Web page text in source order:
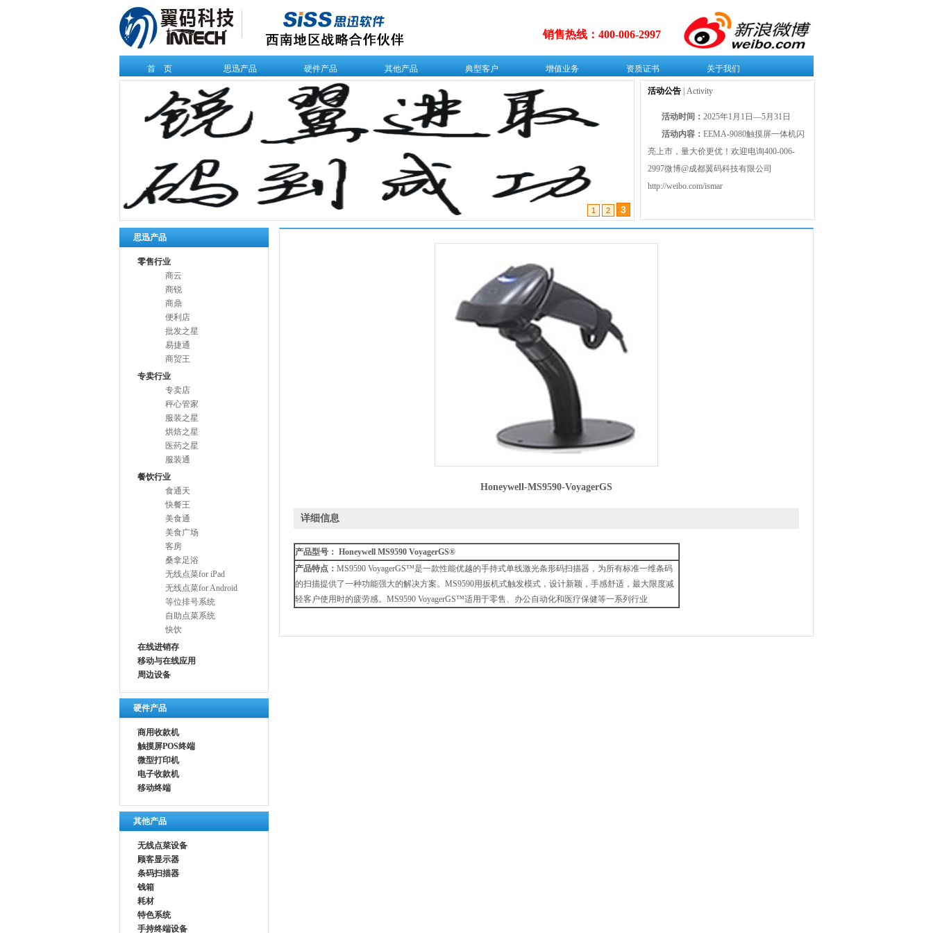
销售热线： 400-006-2997
首 页 思迅产品 硬件产品 其他产品 典型客户 增值业务 资质证书 关于我们
1 2 3
活动公告 | Activity
活动时间： 2025年1月1日—5月31日
活动内容： EEMA-9080触摸屏一体机闪
亮上市，量大价更优！欢迎电询400-006-
2997微博@成都翼码科技有限公司
http://weibo.com/ismar
思迅产品
零售行业
商云
商锐
商鼎
便利店
批发之星
易捷通
商贸王
专卖行业
专卖店
秤心管家
服装之星
烘焙之星
医药之星
服装通
餐饮行业
食通天
快餐王
美食通
美食广场
客房
桑拿足浴
无线点菜for iPad
无线点菜for Android
等位排号系统
自助点菜系统
快饮
在线进销存
移动与在线应用
周边设备
硬件产品
商用收款机
触摸屏POS终端
微型打印机
电子收款机
移动终端
其他产品
无线点菜设备
顾客显示器
条码扫描器
钱箱
耗材
特色系统
手持终端设备
Honeywell-MS9590-VoyagerGS
详细信息
产品型号： Honeywell MS9590 VoyagerGS®
产品特点： MS9590 VoyagerGS™是一款性能优越的手持式单线激光条形码扫描器，为所有标准一维条码
的扫描提供了一种功能强大的解决方案。MS9590用扳机式触发模式，设计新颖，手感舒适，最大限度减
轻客户使用时的疲劳感。MS9590 VoyagerGS™适用于零售、办公自动化和医疗保健等一系列行业